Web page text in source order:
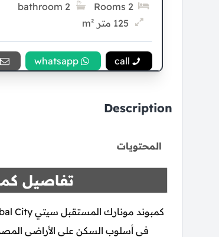
2 Rooms
2 bathroom
125 متر m²
5% Down payment
10 سنوات Installment
call
whatsapp
Description
المحتويات
تفاصيل
في أسلوب السكن علي الأراضي